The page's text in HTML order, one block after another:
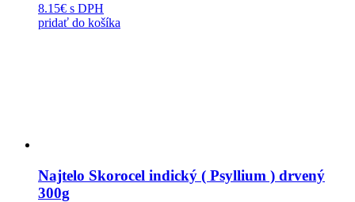
8.15€ s DPH
pridať do košíka
Najtelo Skorocel indický ( Psyllium ) drvený
300g